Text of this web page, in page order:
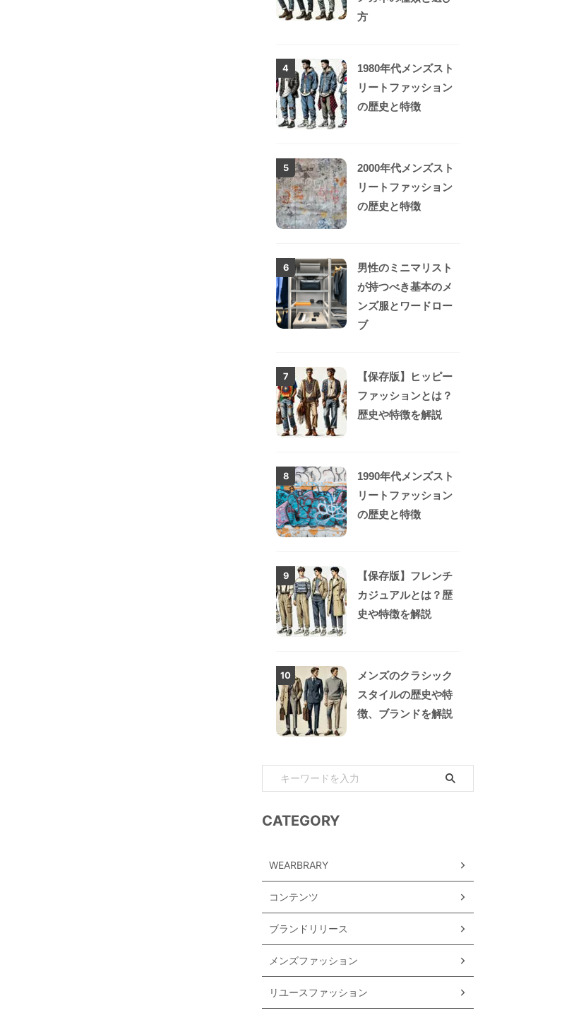
方
4
1980年代メンズスト
リートファッション
の歴史と特徴
5
2000年代メンズスト
リートファッション
の歴史と特徴
6
男性のミニマリスト
が持つべき基本のメ
ンズ服とワードロー
ブ
7
【保存版】ヒッピー
ファッションとは？
歴史や特徴を解説
8
1990年代メンズスト
リートファッション
の歴史と特徴
9
【保存版】フレンチ
カジュアルとは？歴
史や特徴を解説
10
メンズのクラシック
スタイルの歴史や特
徴、ブランドを解説
CATEGORY
WEARBRARY
コンテンツ
ブランドリリース
メンズファッション
リユースファッション